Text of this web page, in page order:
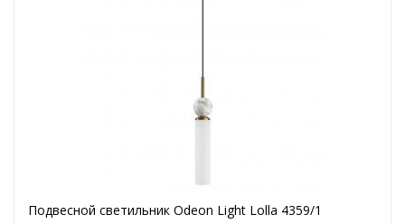
Подвесной светильник Odeon Light Lolla 4359/1